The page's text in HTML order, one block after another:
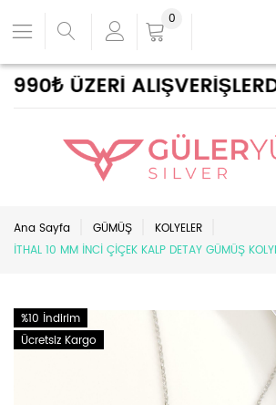
ÜZERİ
0
Ana Sayfa GÜMÜŞ
KOLYELER
İTHAL 10 MM İNCİ ÇİÇEK KALP DETAY GÜMÜŞ
%10 İndirim
Ücretsiz Kargo